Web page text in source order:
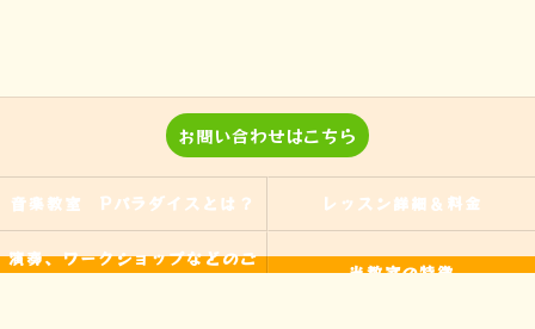
お問い合わせはこちら
音楽教室 Pパラダイスとは？ レッスン詳細＆料金
演奏、ワークショップなどのご
当教室の特徴